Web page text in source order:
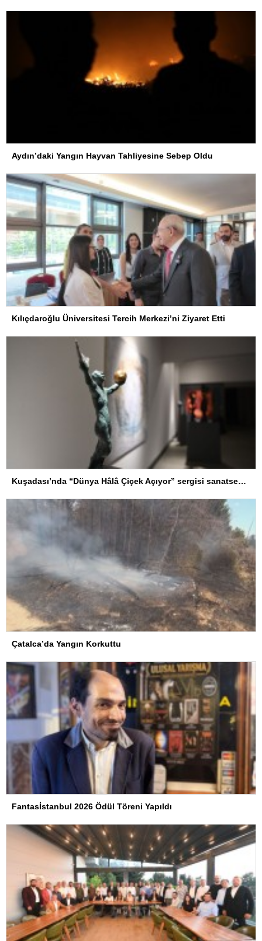
Aydın’daki Yangın Hayvan Tahliyesine Sebep Oldu
Kılıçdaroğlu Üniversitesi Tercih Merkezi’ni Ziyaret Etti
Kuşadası’nda “Dünya Hâlâ Çiçek Açıyor” sergisi sanatseverlerle buluşuyor
Çatalca’da Yangın Korkuttu
Fantasİstanbul 2026 Ödül Töreni Yapıldı